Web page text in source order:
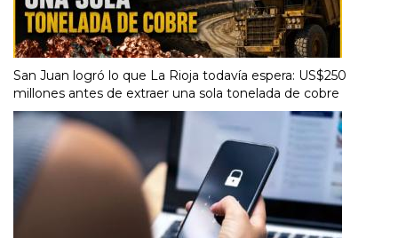
San Juan logró lo que La Rioja todavía espera: US$250
millones antes de extraer una sola tonelada de cobre